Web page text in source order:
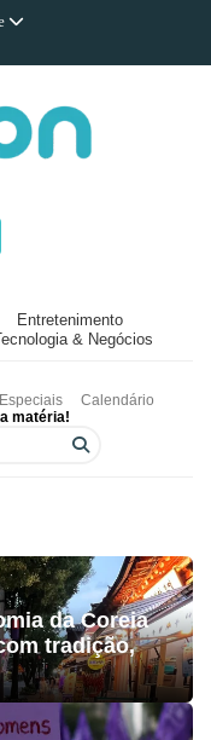
Entretenimento
& Negócios
Calendário
matéria!
da Coreia
tradição,